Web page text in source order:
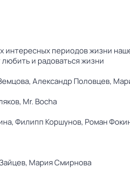
интересных периодов жизни
и радоваться жизни
Александр Половцев,
Mr. Bocha
Филипп Коршунов, Роман
Мария Смирнова